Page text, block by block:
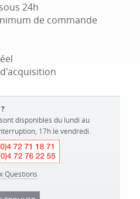
24h
de commande
disponibles du lundi au
17h le vendredi.
Questions